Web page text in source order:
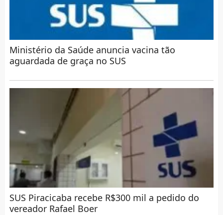
Ministério da Saúde anuncia vacina tão
aguardada de graça no SUS
SUS Piracicaba recebe R$300 mil a pedido do
vereador Rafael Boer